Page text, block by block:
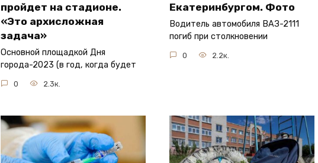
пройдет на стадионе.
«Это архисложная
задача»
Основной площадкой Дня
города-2023 (в год, когда будет
0 2.3к.
Екатеринбургом. Фото
Водитель автомобиля ВАЗ-2111
погиб при столкновении
0 2.2к.